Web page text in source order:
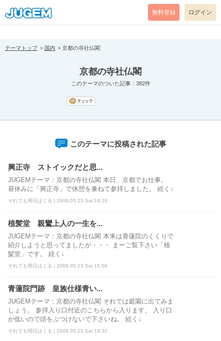
[pear_error: message="Success" code=0 mode=return level=notice
prefix="" info=""]
無料登録 ログイン
テーマトップ 国内 京都の寺社仏閣
京都の寺社仏閣
このテーマのついた記事：382件
このテーマに投稿された記事
興正寺 ストイックだと思...
JUGEMテーマ：京都の寺社仏閣 本日、京都でお仕事。
昼休みに「興正寺」で休憩を兼ねて参拝しました。 続く↓
それでも明日はくる | 2009.05.23 Sat 18:26
植髪堂 親鸞上人の一生を...
JUGEMテーマ：京都の寺社仏閣 本来は青蓮院のくくりで
紹介しようと思ってましたが・・・ まーご覧下さい「植
髪堂」です。 続く↓
それでも明日はくる | 2009.05.23 Sat 15:56
青蓮院門跡 皇族仕様青い...
JUGEMテーマ：京都の寺社仏閣 それでは庭園に出てみま
しょう。 参拝入り口付近のこちらから入ります。 入り口
が低いので頭をぶつけないで下さいね。 続く↓
それでも明日はくる | 2009.05.23 Sat 14:32